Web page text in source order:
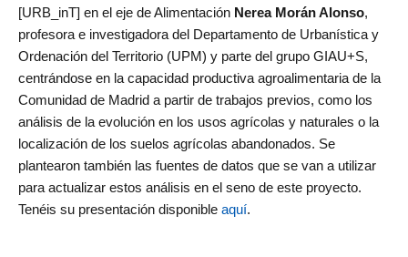
[URB_inT] en el eje de Alimentación Nerea Morán Alonso,
profesora e investigadora del Departamento de Urbanística y
Ordenación del Territorio (UPM) y parte del grupo GIAU+S,
centrándose en la capacidad productiva agroalimentaria de la
Comunidad de Madrid a partir de trabajos previos, como los
análisis de la evolución en los usos agrícolas y naturales o la
localización de los suelos agrícolas abandonados. Se
plantearon también las fuentes de datos que se van a utilizar
para actualizar estos análisis en el seno de este proyecto.
Tenéis su presentación disponible aquí.